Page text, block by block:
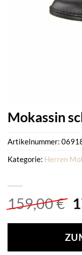
Mokassin
159,00€
Artikelnummer:
Kategorie: Herren